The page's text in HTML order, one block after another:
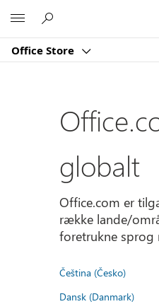
Office Store
globalt
Office.com er
række lande/
foretrukne sprog
Čeština (Česko)
Dansk (Danmark)